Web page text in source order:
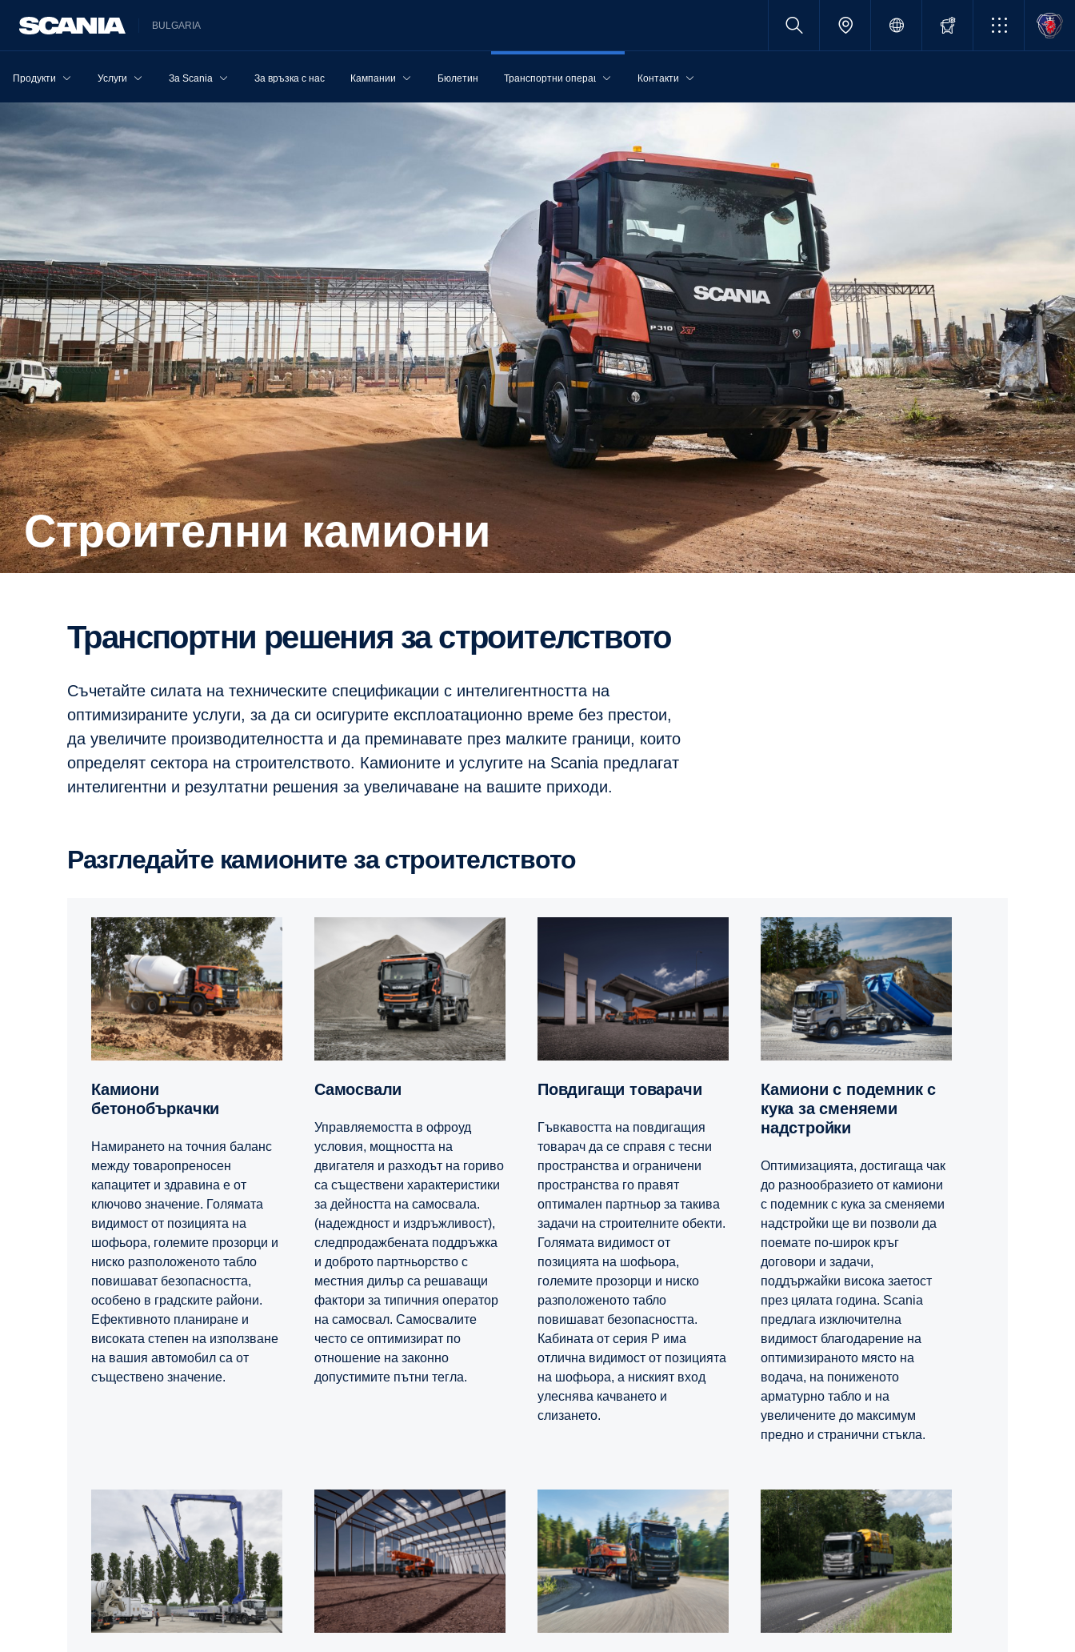
BULGARIA
Продукти Услуги За Scania За връзка с нас Кампании Бюлетин Транспортни операции Контакти
Строителни камиони
Транспортни решения за строителството
Съчетайте силата на техническите спецификации с интелигентността на
оптимизираните услуги, за да си осигурите експлоатационно време без престои,
да увеличите производителността и да преминавате през малките граници, които
определят сектора на строителството. Камионите и услугите на Scania предлагат
интелигентни и резултатни решения за увеличаване на вашите приходи.
Разгледайте камионите за строителството
Камиони
бетонобъркачки
Намирането на точния баланс
между товаропреносен
капацитет и здравина е от
ключово значение. Голямата
видимост от позицията на
шофьора, големите прозорци и
ниско разположеното табло
повишават безопасността,
особено в градските райони.
Ефективното планиране и
високата степен на използване
на вашия автомобил са от
съществено значение.
Самосвали
Управляемостта в офроуд
условия, мощността на
двигателя и разходът на гориво
са съществени характеристики
за дейността на самосвала.
(надеждност и издръжливост),
следпродажбената поддръжка
и доброто партньорство с
местния дилър са решаващи
фактори за типичния оператор
на самосвал. Самосвалите
често се оптимизират по
отношение на законно
допустимите пътни тегла.
Повдигащи товарачи
Гъвкавостта на повдигащия
товарач да се справя с тесни
пространства и ограничени
пространства го правят
оптимален партньор за такива
задачи на строителните обекти.
Голямата видимост от
позицията на шофьора,
големите прозорци и ниско
разположеното табло
повишават безопасността.
Кабината от серия P има
отлична видимост от позицията
на шофьора, а ниският вход
улеснява качването и
слизането.
Камиони с подемник с
кука за сменяеми
надстройки
Оптимизацията, достигаща чак
до разнообразието от камиони
с подемник с кука за сменяеми
надстройки ще ви позволи да
поемате по-широк кръг
договори и задачи,
поддържайки висока заетост
през цялата година. Scania
предлага изключителна
видимост благодарение на
оптимизираното място на
водача, на пониженото
арматурно табло и на
увеличените до максимум
предно и странични стъкла.